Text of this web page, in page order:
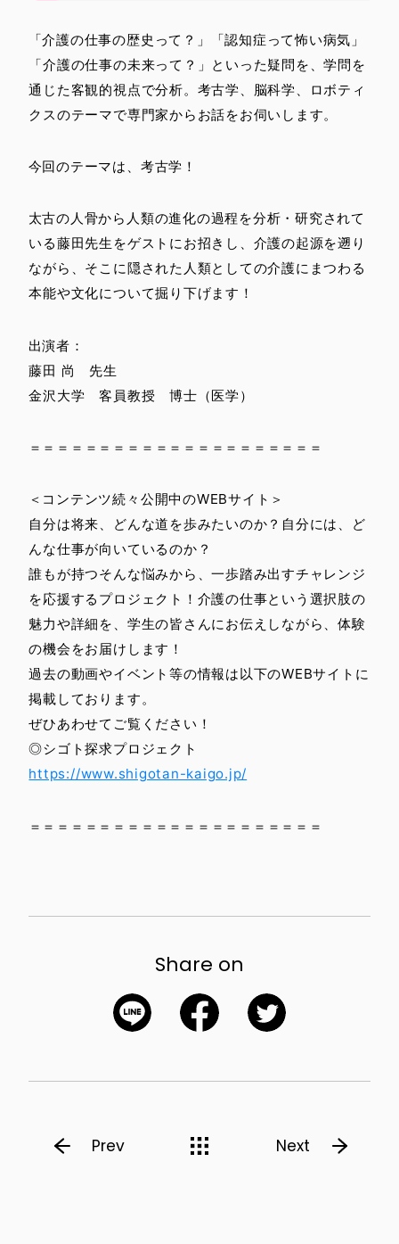
「介護の仕事の歴史って？」「認知症って怖い病気」
「介護の仕事の未来って？」といった疑問を、学問を
通じた客観的視点で分析。考古学、脳科学、ロボティ
クスのテーマで専門家からお話をお伺いします。
今回のテーマは、考古学！
太古の人骨から人類の進化の過程を分析・研究されて
いる藤田先生をゲストにお招きし、介護の起源を遡り
ながら、そこに隠された人類としての介護にまつわる
本能や文化について掘り下げます！
出演者：
藤田 尚 先生
金沢大学 客員教授 博士（医学）
＝＝＝＝＝＝＝＝＝＝＝＝＝＝＝＝＝＝＝＝＝
＜コンテンツ続々公開中のWEBサイト＞
自分は将来、どんな道を歩みたいのか？自分には、ど
んな仕事が向いているのか？
誰もが持つそんな悩みから、一歩踏み出すチャレンジ
を応援するプロジェクト！介護の仕事という選択肢の
魅力や詳細を、学生の皆さんにお伝えしながら、体験
の機会をお届けします！
過去の動画やイベント等の情報は以下のWEBサイトに
掲載しております。
ぜひあわせてご覧ください！
◎シゴト探求プロジェクト
https://www.shigotan-kaigo.jp/
＝＝＝＝＝＝＝＝＝＝＝＝＝＝＝＝＝＝＝＝＝
Share on
Prev Next
English Site